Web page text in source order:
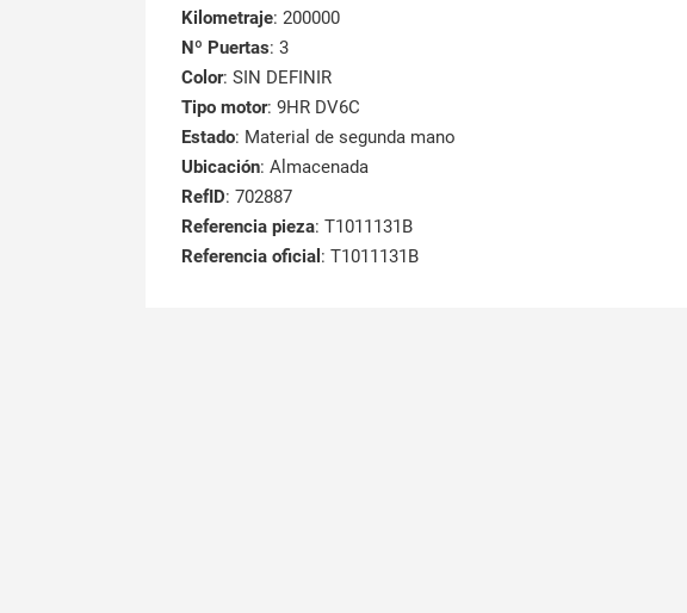
Kilometraje: 200000
Nº Puertas: 3
Color: SIN DEFINIR
Tipo motor: 9HR DV6C
Estado: Material de segunda mano
Ubicación: Almacenada
RefID: 702887
Referencia pieza: T1011131B
Referencia oficial : T1011131B